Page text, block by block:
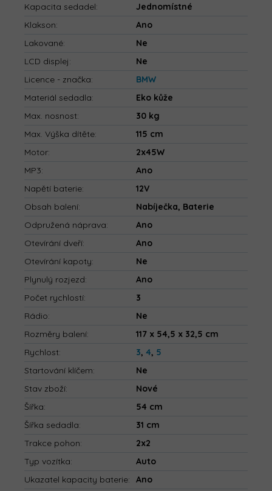
Kapacita sedadel:
Jednomístné
Klakson:
Ano
Lakované:
Ne
LCD displej:
Ne
Licence - značka:
BMW
Materiál sedadla:
Eko kůže
Max. nosnost:
30 kg
Max. Výška dítěte:
115 cm
Motor:
2x45W
MP3:
Ano
Napětí baterie:
12V
Obsah balení:
Nabíječka, Baterie
Odpružená náprava:
Ano
Otevírání dveří:
Ano
Otevírání kapoty:
Ne
Plynulý rozjezd:
Ano
Počet rychlostí:
3
Rádio:
Ne
Rozměry balení:
117 x 54,5 x 32,5 cm
Rychlost: 3, 4, 5
Startování klíčem:
Ne
Stav zboží:
Nové
Šířka:
54 cm
Šířka sedadla:
31 cm
Trakce pohon:
2x2
Typ vozítka:
Auto
Ukazatel kapacity baterie:
Ano